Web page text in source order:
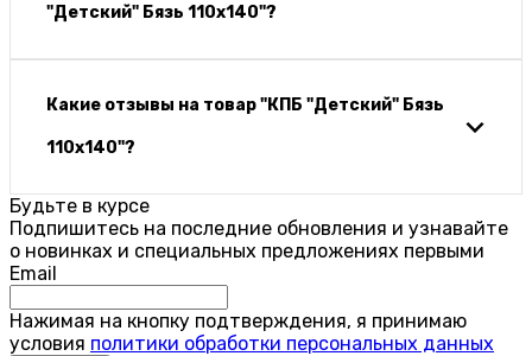
"Детский" Бязь 110х140"?
Какие отзывы на товар "КПБ "Детский" Бязь
110х140"?
Будьте в курсе
Подпишитесь на последние обновления и узнавайте
о новинках и специальных предложениях первыми
Email
Нажимая на кнопку подтверждения, я принимаю
условия политики обработки персональных данных